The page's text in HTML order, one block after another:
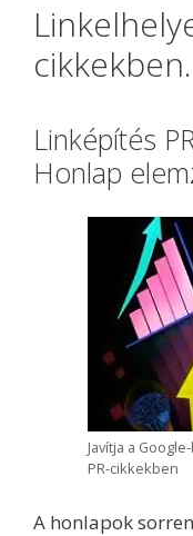
Linképítés
Honlap
Javítja a
PR-cikkekben
A honlapok